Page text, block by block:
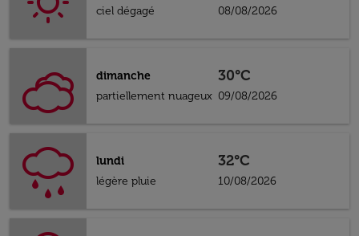
ciel dégagé
08/08/2026
dimanche
partiellement nuageux
30°C
09/08/2026
lundi
légère pluie
32°C
10/08/2026